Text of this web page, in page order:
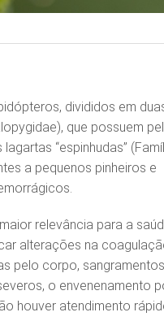
divididos em
que possuem
“espinhudas”
a pequenos pinheiros e
relevância para a
alterações na
pelo corpo,
o envenenamento
houver atendimento